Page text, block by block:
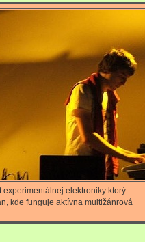
elektroniky ktorý
kde funguje aktívna multižánrová